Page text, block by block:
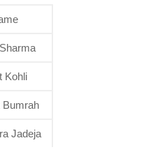
Kohli
Bumrah
Jadeja